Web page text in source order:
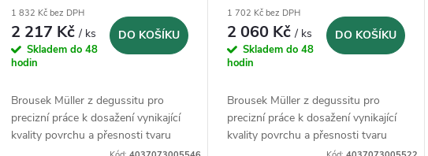
1 832 Kč bez DPH
2 217 Kč/ ks
Skladem do 48
hodin
DO KOŠÍKU
Brousek Müller z degussitu pro
precizní práce k dosažení vynikající
kvality povrchu a přesnosti tvaru
1 702 Kč bez DPH
2 060 Kč/ ks
Skladem do 48
hodin
DO KOŠÍKU
Brousek Müller z degussitu pro
precizní práce k dosažení vynikající
kvality povrchu a přesnosti tvaru